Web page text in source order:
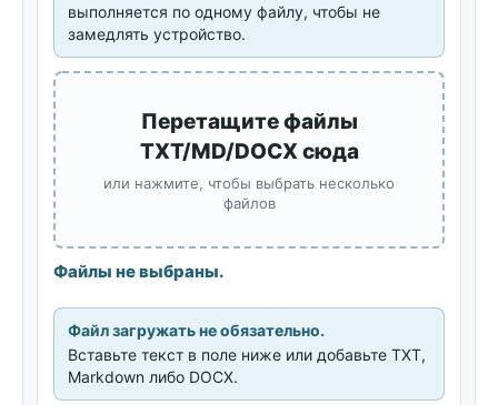
выполняется по одному файлу, чтобы не
замедлять устройство.
Перетащите файлы
TXT/MD/DOCX сюда
или нажмите, чтобы выбрать несколько
файлов
Файлы не выбраны.
Файл загружать не обязательно.
Вставьте текст в поле ниже или добавьте TXT,
Markdown либо DOCX.